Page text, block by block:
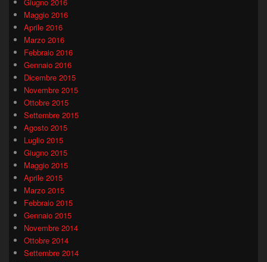
Maggio 2016
Aprile 2016
Marzo 2016
Febbraio 2016
Gennaio 2016
Dicembre 2015
Novembre 2015
Ottobre 2015
Settembre 2015
Agosto 2015
Luglio 2015
Giugno 2015
Maggio 2015
Aprile 2015
Marzo 2015
Febbraio 2015
Gennaio 2015
Novembre 2014
Ottobre 2014
Settembre 2014